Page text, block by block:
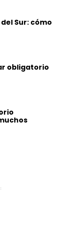
Sur: cómo
obligatorio